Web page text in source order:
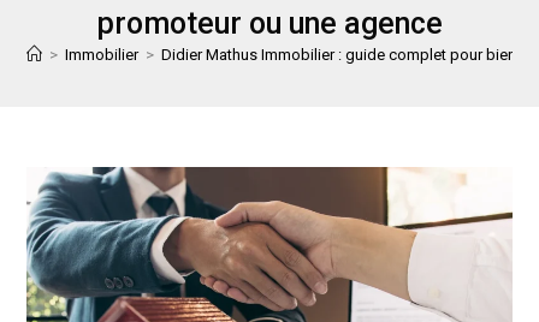
promoteur ou une agence
> Immobilier > Didier Mathus Immobilier : guide complet pour bien